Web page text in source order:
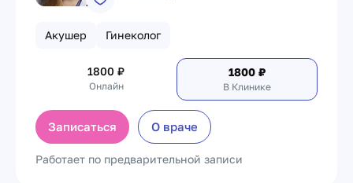
Акушер Гинеколог
1800 ₽
Онлайн
1800 ₽
В Клинике
Записаться О враче
Работает по предварительной записи